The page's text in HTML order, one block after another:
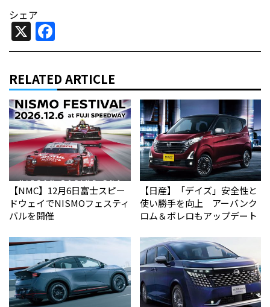
シェア
X
RELATED ARTICLE
【NMC】12月6日富士スピー
ドウェイでNISMOフェスティ
バルを開催
【日産】「デイズ」安全性と
使い勝手を向上 アーバンク
ロム＆ボレロもアップデート